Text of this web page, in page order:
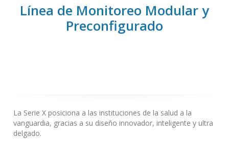
Línea de Monitoreo Modular y
Preconfigurado
La Serie X posiciona a las instituciones de la salud a la
vanguardia, gracias a su diseño innovador, inteligente y ultra
delgado.